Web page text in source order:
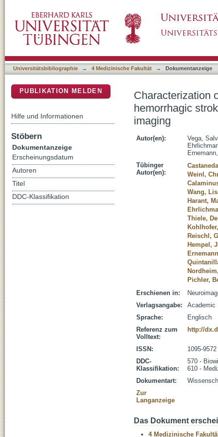
and MR multiparametric imaging
Universitätsbibliographie → 4 Medizinische Fakultät → Dokumentanzeige
Characterization
hemorrhagic
imaging
Autor(en):
Vega,
Tübinger
Autor(en):
Weinl,
Wang,
Harant,
Thiele,
Reischl,
Hempel,
Pichler,
Erschienen in:
Verlagsangabe:
Academic
Sprache:
Englisch
Referenz zum
Volltext:
http://
ISSN:
1095-9572
DDC-
Klassifikation:
570 -
610 -
Dokumentart:
Zur
Langanzeige
Das Dokument
4 Medizinische
PUBLIKATION MELDEN
Hilfe und Informationen
Stöbern
Dokumentanzeige
Erscheinungsdatum
Autoren
Titel
DDC-Klassifikation